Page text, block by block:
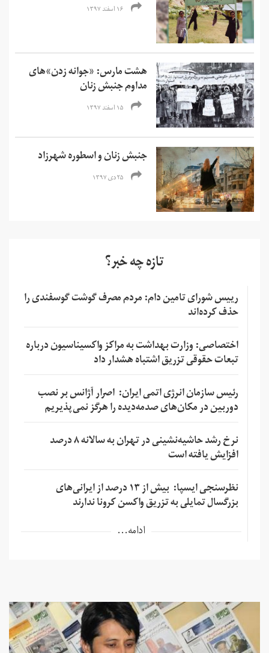
۱۶ اسفند ۱۳۹۷
هشت مارس: «جوانه زدن»‌های
مداوم جنبش زنان
۱۵ اسفند ۱۳۹۷
جنبش زنان و اسطوره شهرزاد
۲۵ دی ۱۳۹۷
تازه چه خبر؟
رییس شورای تامین دام: مردم مصرف گوشت گوسفندی را
حذف کرده‌اند
اختصاصی: وزارت بهداشت به مراکز واکسیناسیون درباره
تبعات حقوقی تزریق اشتباه هشدار داد
رئیس سازمان انرژی اتمی ایران: اصرار آژانس بر نصب
دوربین در مکان‌های صدمه‌دیده را هرگز نمی‌پذیریم
نرخ رشد حاشیه‌نشینی در تهران به سالانه ۸ درصد
افزایش یافته است
نظرسنجی ایسپا: بیش از ۱۳ درصد از ایرانی‌های
بزرگسال تمایلی به تزریق واکسن کرونا ندارند
ادامه...